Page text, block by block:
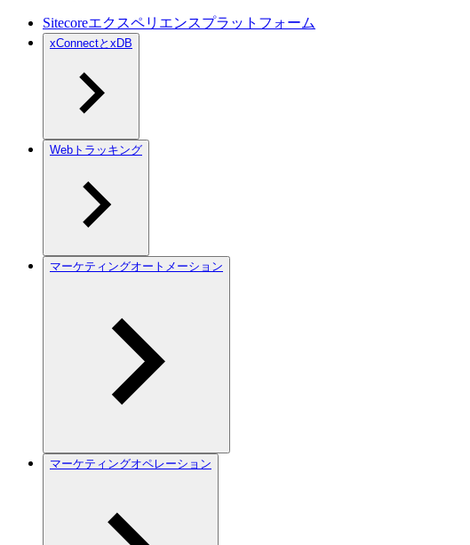
Sitecoreエクスペリエンスプラットフォーム
xConnectとxDB
Webトラッキング
マーケティングオートメーション
マーケティングオペレーション